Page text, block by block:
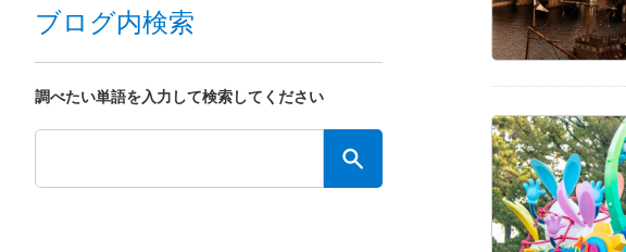
ブログ内検索
調べたい単語を入力して検索してください